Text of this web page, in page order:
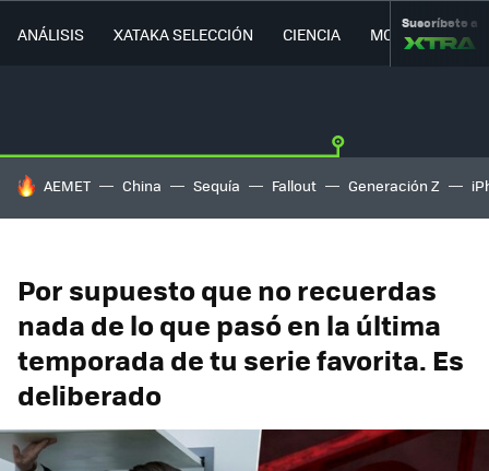
ANÁLISIS XATAKA SELECCIÓN CIENCIA MOVILIDAD
Suscríbete a
HOY SE HABLA DE
AEMET China Sequía Fallout Generación Z
Por supuesto que no recuerdas
nada de lo que pasó en la última
temporada de tu serie favorita. Es
deliberado